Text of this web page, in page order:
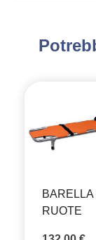
BARELLA
RUOTE